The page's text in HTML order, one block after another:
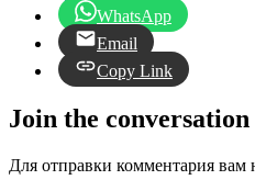
WhatsApp
Email
Copy Link
Join the conversation
Для отправки комментария вам